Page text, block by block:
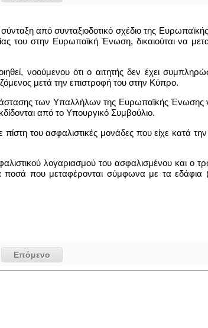
από συνταξιοδοτικό σχέδιο της
στην Ευρωπαϊκή Ένωση, δικαιούται να
νοούμενου ότι ο αιτητής δεν έχει
μετά την επιστροφή του στην Κύπρο.
των Υπαλλήλων της Ευρωπαϊκής Ένωσης
από το Υπουργικό Συμβούλιο.
του ασφαλιστικές μονάδες που είχε κατά
λογαριασμού του ασφαλισμένου και ο
που μεταφέρονται σύμφωνα με τα εδάφια
Επόμενο